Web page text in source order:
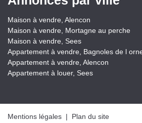
Maison à vendre, Alencon
Maison à vendre, Mortagne au perche
Maison à vendre, Sees
Appartement à vendre, Bagnoles de l
Appartement à vendre, Alencon
Appartement à louer, Sees
Mentions légales | Plan du site